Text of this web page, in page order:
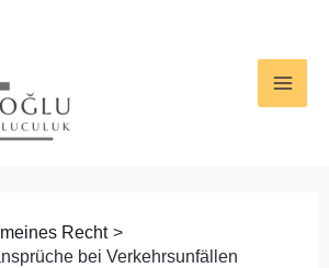
Recht
bei Verkehrsunfällen